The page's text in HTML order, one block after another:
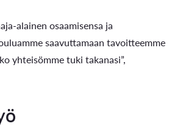
alainen osaamisensa ja
saavuttamaan tavoitteemme
yhteisömme tuki takanasi”,